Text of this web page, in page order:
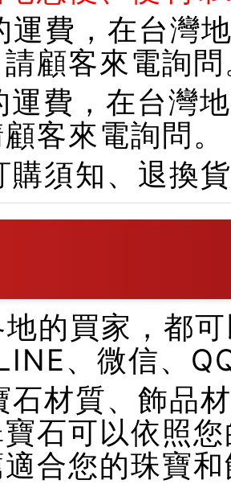
運費，在台灣
顧客來電詢
運費，在台灣
客來電詢問。
購須知、退換
地的買家，都
、微信、
石材質、飾品
石可以依照
合您的珠寶